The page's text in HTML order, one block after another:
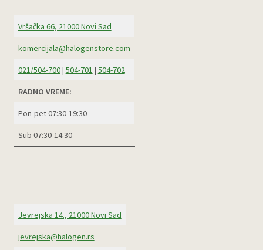
Vršačka 66, 21000 Novi Sad
komercijala@halogenstore.com
021/504-700| 504-701 | 504-702
RADNO VREME:
Pon-pet 07:30-19:30
Sub 07:30-14:30
Jevrejska 14., 21000 Novi Sad
jevrejska@halogen.rs